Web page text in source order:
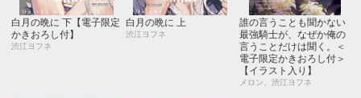
白月の晩に 下【電子限定
かきおろし付】
渋江ヨフネ
白月の晩に 上
渋江ヨフネ
誰の言うことも聞かない
最強騎士が、なぜか俺の
言うことだけは聞く。＜
電子限定かきおろし付＞
【イラスト入り】
メロン、渋江ヨフネ